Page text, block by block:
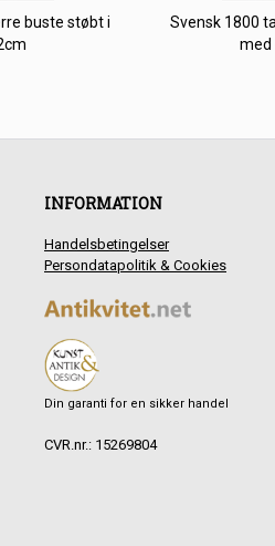
buste støbt i
Svensk 1800
med
INFORMATION
Handelsbetingelser
Persondatapolitik & Cookies
Din garanti for en sikker handel
CVR.nr.: 15269804